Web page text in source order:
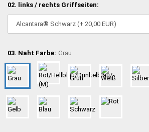
02. links / rechts Griffseiten:
03. Naht Farbe: Grau